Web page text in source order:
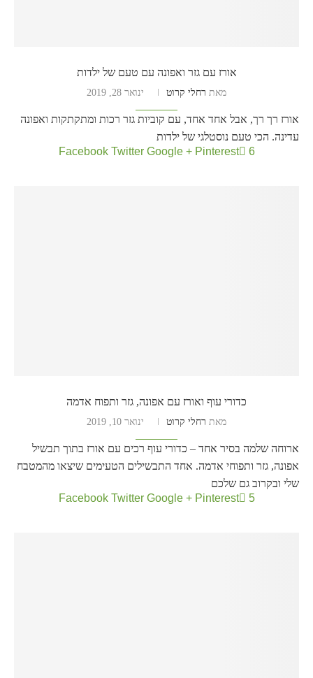
אורז עם גזר ואפונה עם טעם של ילדות
מאת רחלי קרוט ינואר 28, 2019
אורז רך רך, אבל אחד אחד, עם קוביות גזר רכות ומתקתקות ואפונה
עדינה. הכי טעם נוסטלגי של ילדות
6
Facebook Twitter Google + Pinterest
כדורי עוף ואורז עם אפונה, גזר ותפוח אדמה
מאת רחלי קרוט ינואר 10, 2019
ארוחה שלמה בסיר אחד – כדורי עוף רכים עם אורז בתוך תבשיל
אפונה, גזר ותפוחי אדמה. אחד התבשילים הטעימים שיצאו מהמטבח
שלי ובקרוב גם שלכם
5
Facebook Twitter Google + Pinterest